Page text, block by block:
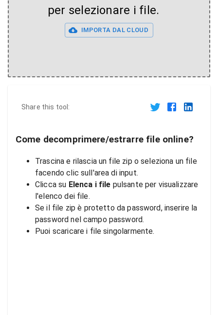
per selezionare i file.
IMPORTA DAL CLOUD
Share this tool:
Come decomprimere/estrarre file online?
Trascina e rilascia un file zip o seleziona un file
facendo clic sull'area di input.
Clicca su Elenca i file pulsante per visualizzare
l'elenco dei file.
Se il file zip è protetto da password, inserire la
password nel campo password.
Puoi scaricare i file singolarmente.